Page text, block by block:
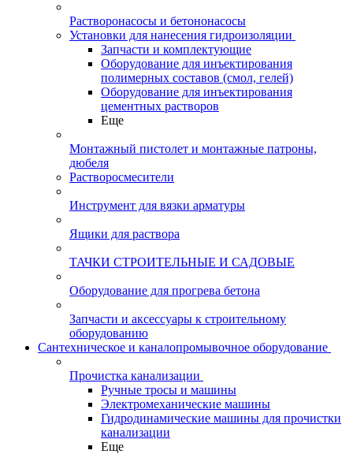
Растворонасосы и бетононасосы
Установки для нанесения гидроизоляции
Запчасти и комплектующие
Оборудование для инъектирования
полимерных составов (смол, гелей)
Оборудование для инъектирования
цементных растворов
Еще
Монтажный пистолет и монтажные патроны,
дюбеля
Растворосмесители
Инструмент для вязки арматуры
Ящики для раствора
ТАЧКИ СТРОИТЕЛЬНЫЕ И САДОВЫЕ
Оборудование для прогрева бетона
Запчасти и аксессуары к строительному
оборудованию
Сантехническое и каналопромывочное оборудование
Прочистка канализации
Ручные тросы и машины
Электромеханические машины
Гидродинамические машины для прочистки
канализации
Еще